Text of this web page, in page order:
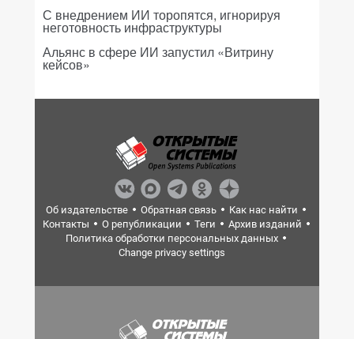
С внедрением ИИ торопятся, игнорируя
неготовность инфраструктуры
Альянс в сфере ИИ запустил «Витрину
кейсов»
Об издательстве Обратная связь
Как нас найти
Контакты
О републикации Теги
Архив изданий
Политика обработки персональных данных
Change privacy settings